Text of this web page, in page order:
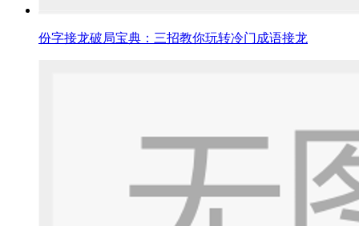
份字接龙破局宝典：三招教你玩转冷门成语接龙